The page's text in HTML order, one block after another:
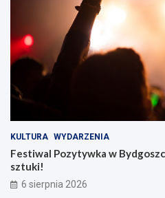
KULTURA WYDARZENIA
Festiwal Pozytywka w
sztuki!
6 sierpnia 2026